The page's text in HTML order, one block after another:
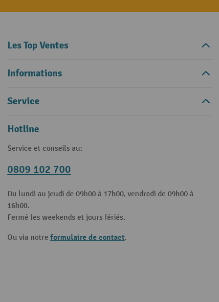
Les Top Ventes
Informations
Service
Hotline
Service et conseils au:
0809 102 700
Du lundi au jeudi de 09h00 à 17h00, vendredi de 09h00 à
16h00.
Fermé les weekends et jours fériés.
Ou via notre formulaire de contact.